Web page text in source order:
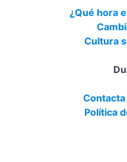
¿Qué hora
Cultura
Política